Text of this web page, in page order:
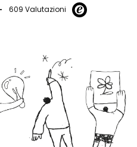
609 Valutazioni